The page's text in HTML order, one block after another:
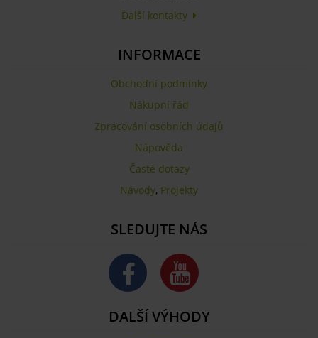
Další kontakty
INFORMACE
Obchodní podmínky
Nákupní řád
Zpracování osobních údajů
Nápověda
Časté dotazy
Návody, Projekty
SLEDUJTE NÁS
DALŠÍ VÝHODY